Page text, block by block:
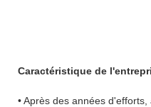
Caractéristique de
• Après des années